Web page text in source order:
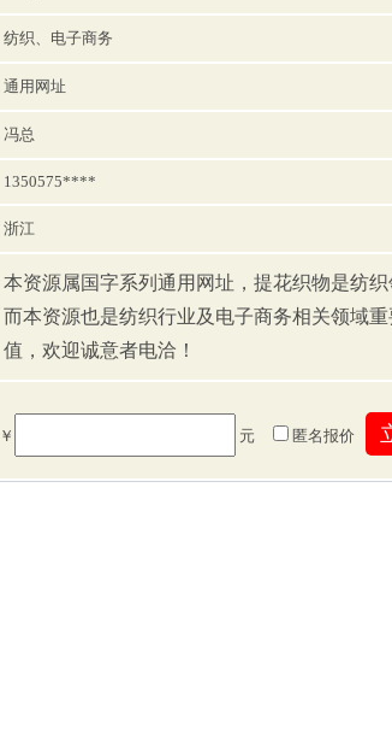
纺织、电子商务
通用网址
冯总
1350575****
浙江
本资源属国字系列通用网址，提花织物是纺
而本资源也是纺织行业及电子商务相关领域
值，欢迎诚意者电洽！
￥ 元 匿名报价